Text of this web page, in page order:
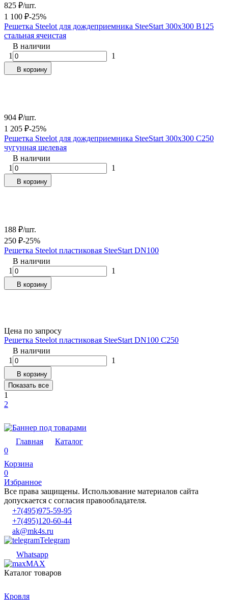
825 ₽/шт.
1 100 ₽-25%
Решетка Steelot для дождеприемника SteeStart 300х300 B125
стальная ячеистая
В наличии
1
1
В корзину
904 ₽/шт.
1 205 ₽-25%
Решетка Steelot для дождеприемника SteeStart 300х300 C250
чугунная щелевая
В наличии
1
1
В корзину
188 ₽/шт.
250 ₽-25%
Решетка Steelot пластиковая SteeStart DN100
В наличии
1
1
В корзину
Цена по запросу
Решетка Steelot пластиковая SteeStart DN100 С250
В наличии
1
1
В корзину
Показать все
1
2
Главная
Каталог
0
Корзина
0
Избранное
Все права защищены. Использование материалов сайта
допускается с согласия правообладателя.
+7(495)975-59-95
+7(495)120-60-44
ak@mk4s.ru
Telegram
Whatsapp
MAX
Каталог товаров
Кровля